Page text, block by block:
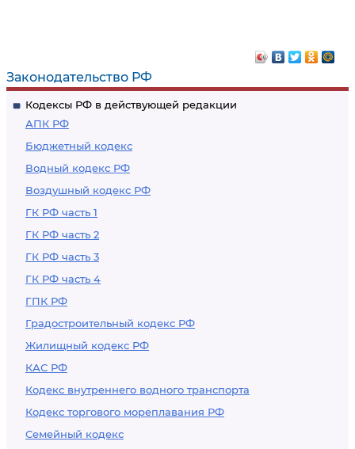
Законодательство РФ
Кодексы РФ в действующей редакции
АПК РФ
Бюджетный кодекс
Водный кодекс РФ
Воздушный кодекс РФ
ГК РФ часть 1
ГК РФ часть 2
ГК РФ часть 3
ГК РФ часть 4
ГПК РФ
Градостроительный кодекс РФ
Жилищный кодекс РФ
КАС РФ
Кодекс внутреннего водного транспорта
Кодекс торгового мореплавания РФ
Семейный кодекс
принудительным
работам